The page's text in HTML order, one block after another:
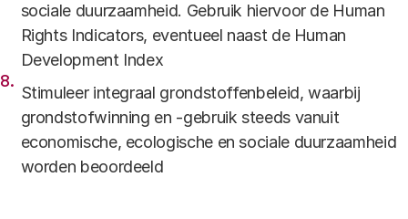
sociale duurzaamheid. Gebruik hiervoor de Human
Rights Indicators, eventueel naast de Human
Development Index
Stimuleer integraal grondstoffenbeleid, waarbij
grondstofwinning en -gebruik steeds vanuit
economische, ecologische en sociale duurzaamheid
worden beoordeeld